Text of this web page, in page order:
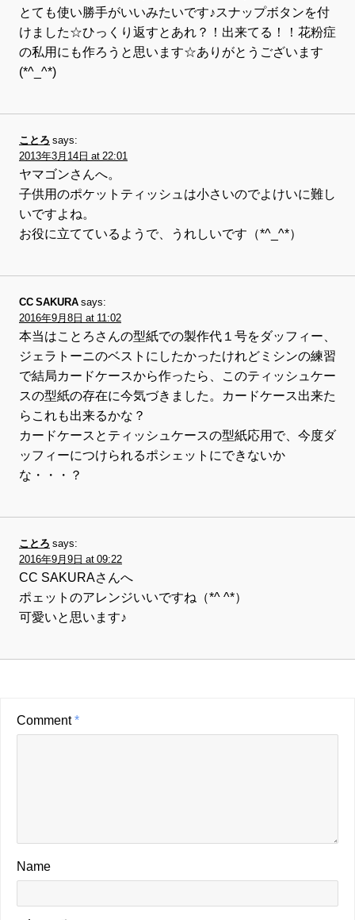
とても使い勝手がいいみたいです♪スナップボタンを付
けました☆ひっくり返すとあれ？！出来てる！！花粉症
の私用にも作ろうと思います☆ありがとうございます
(*^_^*)
ことろ says:
2013年3月14日 at 22:01
ヤマゴンさんへ。
子供用のポケットティッシュは小さいのでよけいに難し
いですよね。
お役に立てているようで、うれしいです（*^_^*）
CC SAKURA says:
2016年9月8日 at 11:02
本当はことろさんの型紙での製作代１号をダッフィー、
ジェラトーニのベストにしたかったけれどミシンの練習
で結局カードケースから作ったら、このティッシュケー
スの型紙の存在に今気づきました。カードケース出来た
らこれも出来るかな？
カードケースとティッシュケースの型紙応用で、今度ダ
ッフィーにつけられるポシェットにできないか
な・・・？
ことろ says:
2016年9月9日 at 09:22
CC SAKURAさんへ
ポェットのアレンジいいですね（*^ ^*）
可愛いと思います♪
Comment*
Name